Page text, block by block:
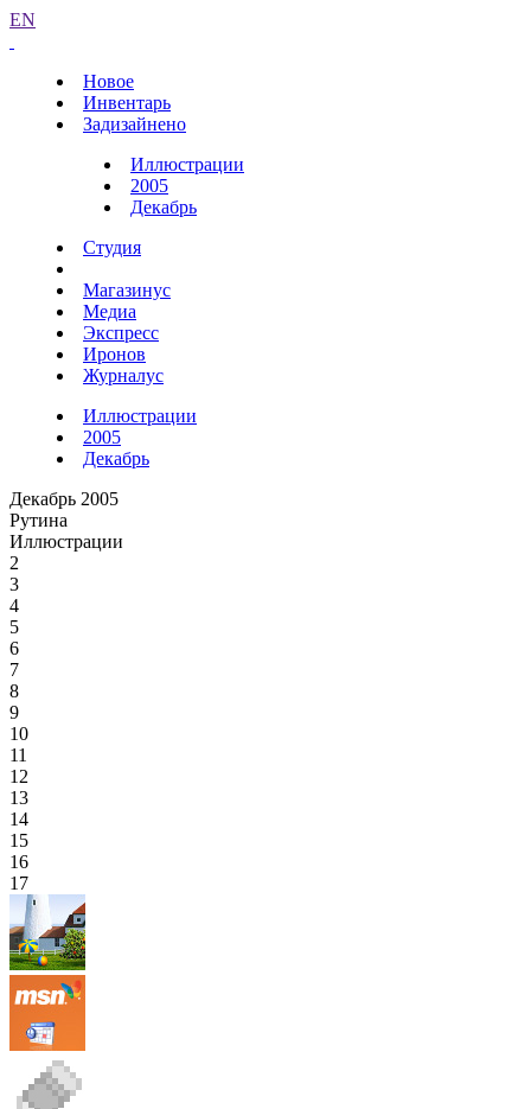
EN
Новое
Инвентарь
Задизайнено
Иллюстрации
2005
Декабрь
Студия
Магазинус
Медиа
Экспресс
Иронов
Журналус
Иллюстрации
2005
Декабрь
Декабрь 2005
Рутина
Иллюстрации
2
3
4
5
6
7
8
9
10
11
12
13
14
15
16
17